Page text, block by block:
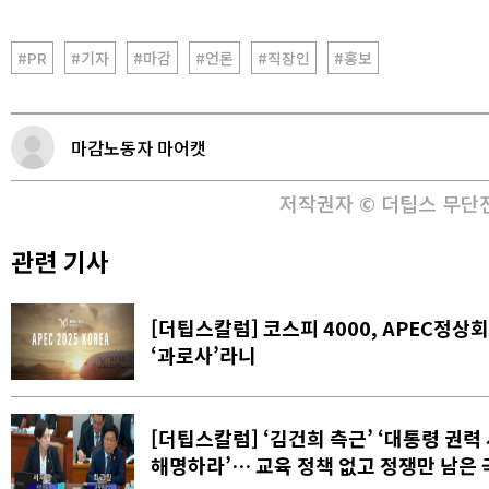
#PR #기자 #마감 #언론 #직장인 #홍보
마감노동자 마어캣
저작권자 © 더팁스 무단
관련 기사
[더팁스칼럼] 코스피 4000, APEC정상
‘과로사’라니
[더팁스칼럼] ‘김건희 측근’ ‘대통령 권력
해명하라’… 교육 정책 없고 정쟁만 남은